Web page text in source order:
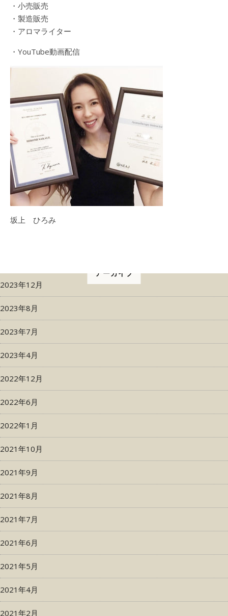
・小売販売
・製造販売
・アロマライター
・YouTube動画配信
坂上 ひろみ
アーカイブ
2023年12月
2023年8月
2023年7月
2023年4月
2022年12月
2022年6月
2022年1月
2021年10月
2021年9月
2021年8月
2021年7月
2021年6月
2021年5月
2021年4月
2021年2月